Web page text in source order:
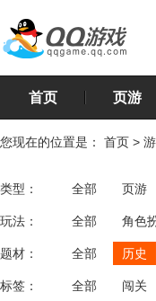
首页 页游
您现在的位置是： 首页 >
类型： 全部 页游
玩法： 全部 角色
飞行
恋爱
题材： 全部 历史
标签： 全部 闯关